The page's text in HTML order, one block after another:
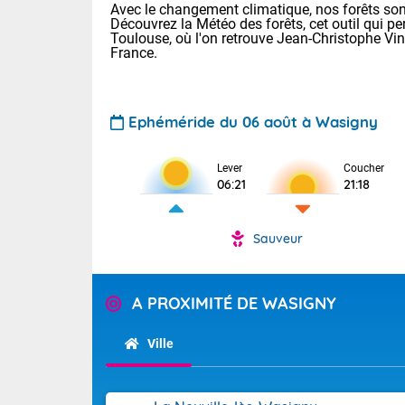
Pour la
Tendance
Avec le changement climatique, nos forêts
Découvrez la Météo des forêts, cet outil qui
Toulouse, où l'on retrouve Jean-Christophe
France.
Ephéméride du 06 août à Wasigny
Lever
06:21
Coucher
21:18
Sauveur
A PROXIMITÉ DE WASIGNY
Ville
Voici les
28 Lyon :
: 27 Nancy :
31 Lille : 26
Demain :
Calme,
alors que la